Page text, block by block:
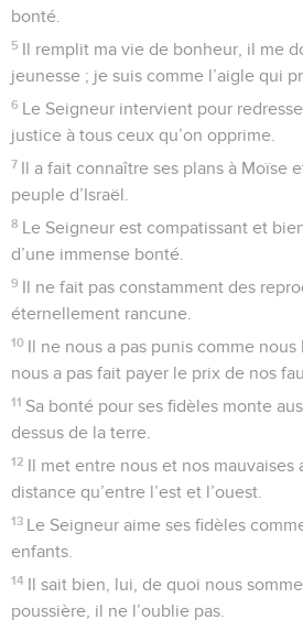
bonté.
5 Il remplit ma vie de bonheur, il me
jeunesse ; je suis comme l’aigle qui
6 Le Seigneur intervient pour
justice à tous ceux qu’on opprime.
7 Il a fait connaître ses plans à Moïse
peuple d’Israël.
8 Le Seigneur est compatissant et
d’une immense bonté.
9 Il ne fait pas constamment des
éternellement rancune.
10 Il ne nous a pas punis comme nous
nous a pas fait payer le prix de nos
11 Sa bonté pour ses fidèles monte
dessus de la terre.
12 Il met entre nous et nos mauvaises
distance qu’entre l’est et l’ouest.
13 Le Seigneur aime ses fidèles
enfants.
14 Il sait bien, lui, de quoi nous
poussière, il ne l’oublie pas.